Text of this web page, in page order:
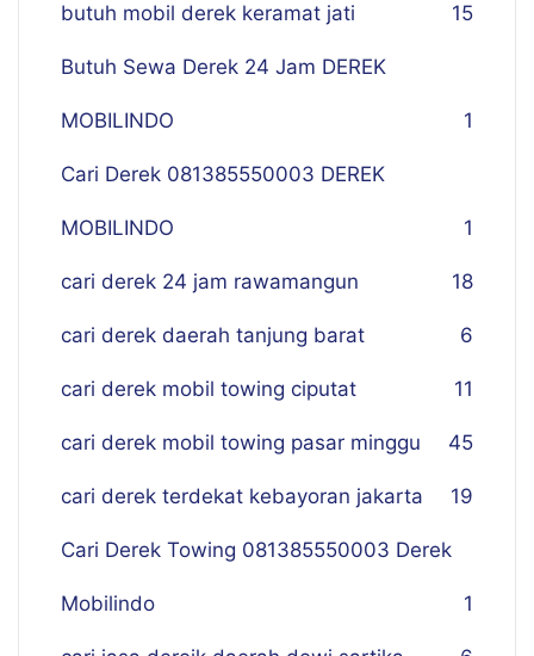
butuh mobil derek keramat jati 15
Butuh Sewa Derek 24 Jam DEREK
MOBILINDO 1
Cari Derek 081385550003 DEREK
MOBILINDO 1
cari derek 24 jam rawamangun 18
cari derek daerah tanjung barat 6
cari derek mobil towing ciputat 11
cari derek mobil towing pasar minggu 45
cari derek terdekat kebayoran jakarta 19
Cari Derek Towing 081385550003 Derek
Mobilindo 1